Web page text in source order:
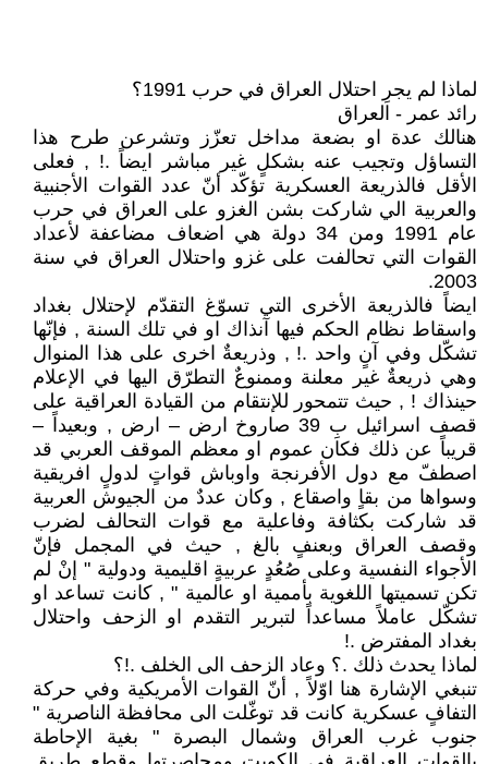
لماذا لم يجرِ احتلال العراق في حرب 1991؟
رائد عمر - العراق
هنالك عدة او بضعة مداخل تعزّز وتشرعن طرح هذا
التساؤل وتجيب عنه بشكلٍ غير مباشر ايضاً .! , فعلى
الأقل فالذريعة العسكرية تؤكّد أنّ عدد القوات الأجنبية
والعربية الي شاركت بشن الغزو على العراق في حرب
عام 1991 ومن 34 دولة هي اضعاف مضاعفة لأعداد
القوات التي تحالفت على غزو واحتلال العراق في سنة
2003.
ايضاً فالذريعة الأخرى التي تسوّغ التقدّم لإحتلال بغداد
واسقاط نظام الحكم فيها آنذاك او في تلك السنة , فإنّها
تشكّل وفي آنٍ واحد .! , وذريعةٌ اخرى على هذا المنوال
وهي ذريعةٌ غير معلنة وممنوعٌ التطرّق اليها في الإعلام
حينذاك ! , حيث تتمحور للإنتقام من القيادة العراقية على
قصف اسرائيل بِ 39 صاروخ ارض – ارض , وبعيداً –
قريباً عن ذلك فكان عموم او معظم الموقف العربي قد
اصطفّ مع دول الأفرنجة واوباش قواتٍ لدولٍ افريقية
وسواها من بقاٍ واصقاع , وكان عددٌ من الجيوش العربية
قد شاركت بكثافة وفاعلية مع قوات التحالف لضرب
وقصف العراق وبعنفٍ بالغ , حيث في المجمل فإنّ
الأجواء النفسية وعلى صُعُدٍ عربيةٍ اقليمية ودولية " إنْ لم
تكن تسميتها اللغوية بأممية او عالمية " , كانت تساعد او
تشكّل عاملاً مساعداً لتبرير التقدم او الزحف واحتلال
بغداد المفترض .!
لماذا يحدث ذلك .؟ وعاد الزحف الى الخلف .!؟
تنبغي الإشارة هنا اوّلاً , أنّ القوات الأمريكية وفي حركة
التفافٍ عسكرية كانت قد توغّلت الى محافظة الناصرية "
جنوب غرب العراق وشمال البصرة " بغية الإحاطة